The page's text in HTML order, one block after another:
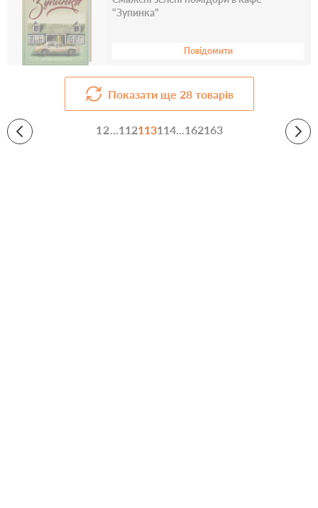
"Зупинка"
Повідомити
Показати ще 28товарів
1 2...112113114...162163